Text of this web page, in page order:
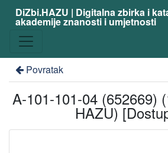
DiZbi.HAZU | Digitalna zbirka i
akademije znanosti i umjetnosti
Povratak
A-101-101-04 (652669)
HAZU)